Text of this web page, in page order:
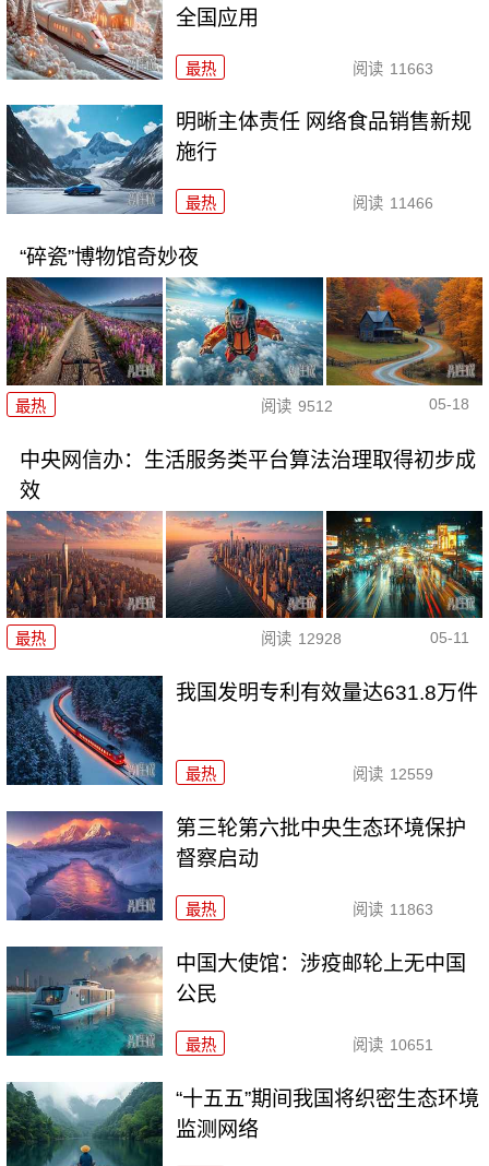
全国应用
最热 阅读 11663
明晰主体责任 网络食品销售新规
施行
最热 阅读 11466
“碎瓷”博物馆奇妙夜
最热 阅读 9512 05-18
中央网信办：生活服务类平台算法治理取得初步成
效
最热 阅读 12928 05-11
我国发明专利有效量达631.8万件
最热 阅读 12559
第三轮第六批中央生态环境保护
督察启动
最热 阅读 11863
中国大使馆：涉疫邮轮上无中国
公民
最热 阅读 10651
“十五五”期间我国将织密生态环境
监测网络